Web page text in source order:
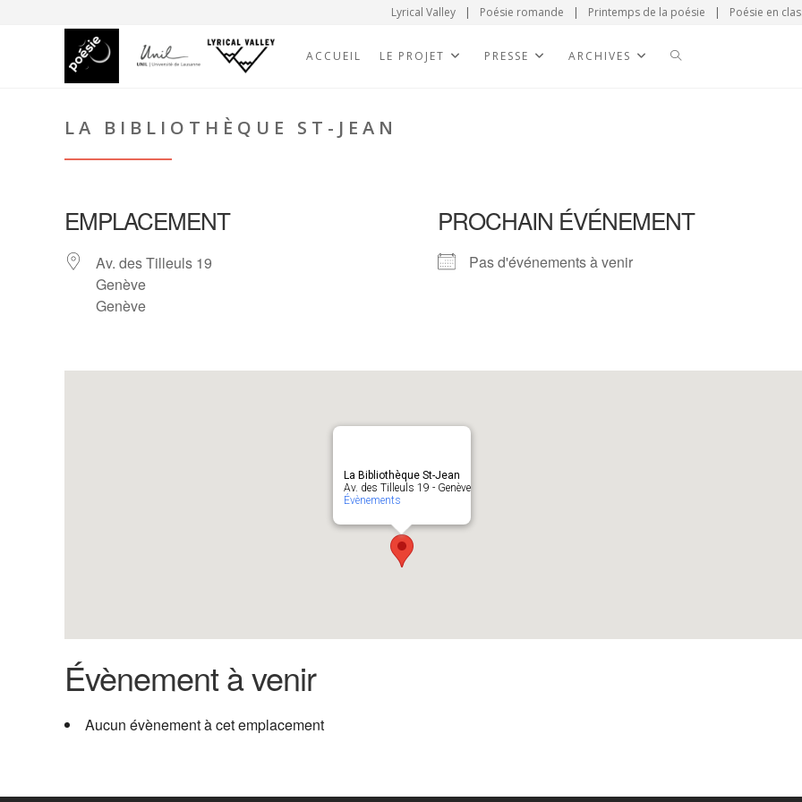
Lyrical Valley | Poésie romande | Printemps de la poésie | Poésie en
ACCUEIL LE PROJET PRESSE ARCHIVES
LA BIBLIOTHÈQUE ST-JEAN
EMPLACEMENT
Av. des Tilleuls 19
Genève
Genève
PROCHAIN ÉVÉNEMENT
Pas d'événements à venir
La Bibliothèque St-Jean
Av. des Tilleuls 19 - Genève
Évènements
Évènement à venir
Aucun évènement à cet emplacement